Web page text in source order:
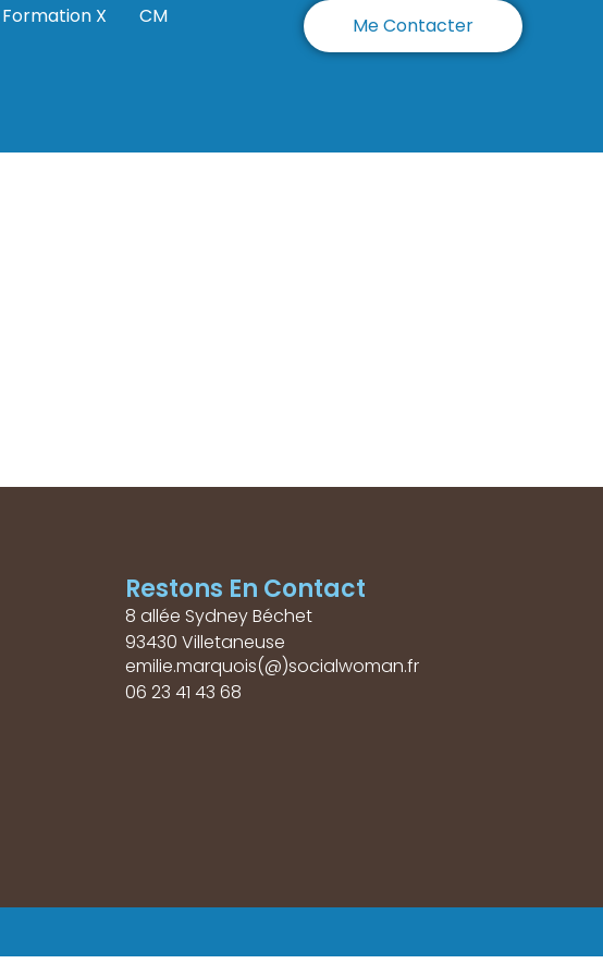
Formation X
CM
Me Contacter
Restons En Contact
8 allée Sydney Béchet
93430 Villetaneuse
emilie.marquois(@)socialwoman.fr
06 23 41 43 68